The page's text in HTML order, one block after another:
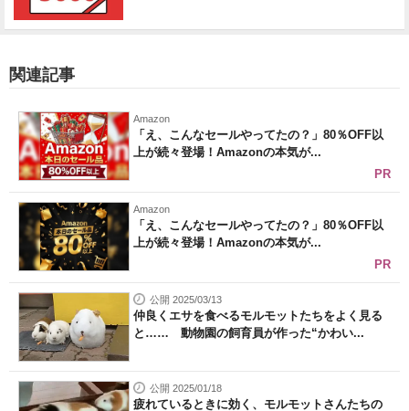
関連記事
Amazon
「え、こんなセールやってたの？」80％OFF以
上が続々登場！Amazonの本気が...
PR
Amazon
「え、こんなセールやってたの？」80％OFF以
上が続々登場！Amazonの本気が...
PR
公開 2025/03/13
仲良くエサを食べるモルモットたちをよく見る
と…… 動物園の飼育員が作った“かわい...
公開 2025/01/18
疲れているときに効く、モルモットさんたちの